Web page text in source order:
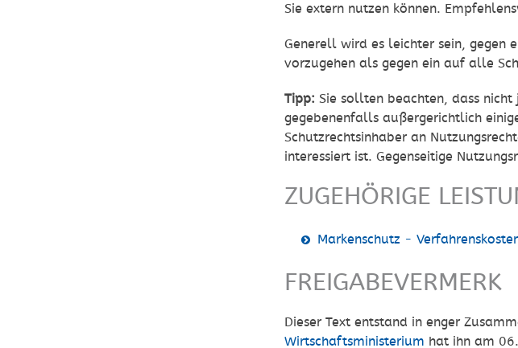
Sie extern nutzen können.
Generell wird es leichter sein, gegen
vorzugehen als gegen ein auf alle
Tipp: Sie sollten beachten, dass
gegebenenfalls außergerichtlich
Schutzrechtsinhaber an
interessiert ist. Gegenseitige
ZUGEHÖRIGE
Markenschutz -
FREIGABEVERMERK
Dieser Text entstand in enger
Wirtschaftsministerium hat ihn am